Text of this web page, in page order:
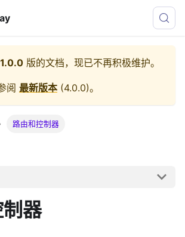
1.0.0 版的文档，现已不再积极维护。
阅 最新版本(4.0.0)。
路由和控制器
器